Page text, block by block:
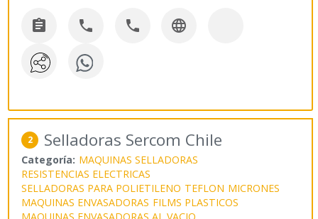
   
2 Selladoras Sercom Chile
Categoría: MAQUINAS SELLADORAS
RESISTENCIAS ELECTRICAS
SELLADORAS PARA POLIETILENO TEFLON MICRONES
MAQUINAS ENVASADORAS FILMS PLASTICOS
MAQUINAS ENVASADORAS AL VACIO